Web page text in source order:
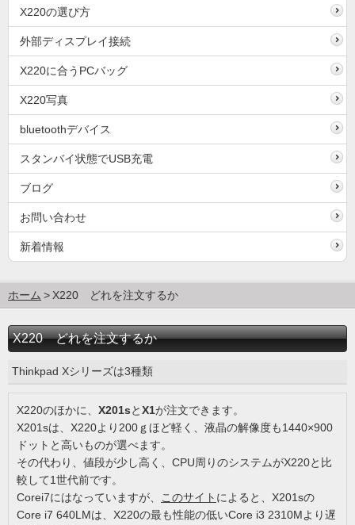
X220の選び方
外部ディスプレイ接続
X220に合うPCバッグ
X220写真
bluetoothデバイス
スタンバイ状態でUSB充電
ブログ
お問い合わせ
新着情報
ホーム X220 どれを注文するか
X220 どれを注文するか
Thinkpad Xシリーズは3種類
X220のほかに、 X201sとX1が注文できます。
X201sは、X220より200ｇほど軽く、液晶の解像度も1440×900
ドットと高いものが選べます。
その代わり、値段が少し高く、CPU周りのシステムがX220と比
較して1世代前です。
Corei7にはなっていますが、
このサイト によると、X201sの
Core i7 640LMは、X220の最も性能の低いCore i3 2310Mより遅